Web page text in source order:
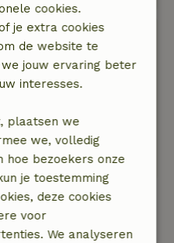
/10
zeer mooie
cookies.
je extra cookies
de website te
jouw ervaring beter
interesses.
plaatsen we
we, volledig
hoe bezoekers onze
je toestemming
deze cookies
voor
We analyseren